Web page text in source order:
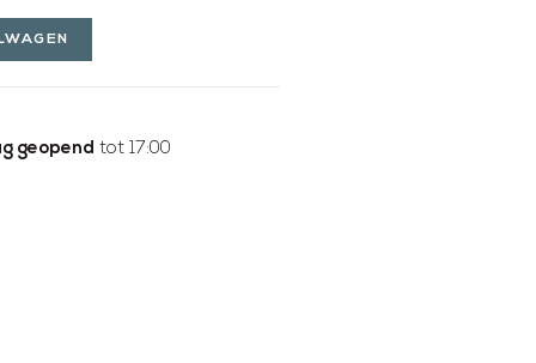
geopend tot 17:00